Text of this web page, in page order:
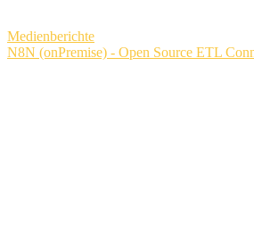
Medienberichte
N8N (onPremise) - Open Source ETL